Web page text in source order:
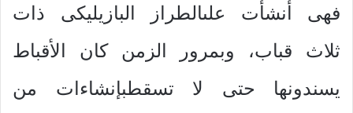
فهى أنشأت علىالطراز البازيليكى ذات
ثلاث قباب، وبمرور الزمن كان الأقباط
يسندونها حتى لا تسقطبإنشاءات من